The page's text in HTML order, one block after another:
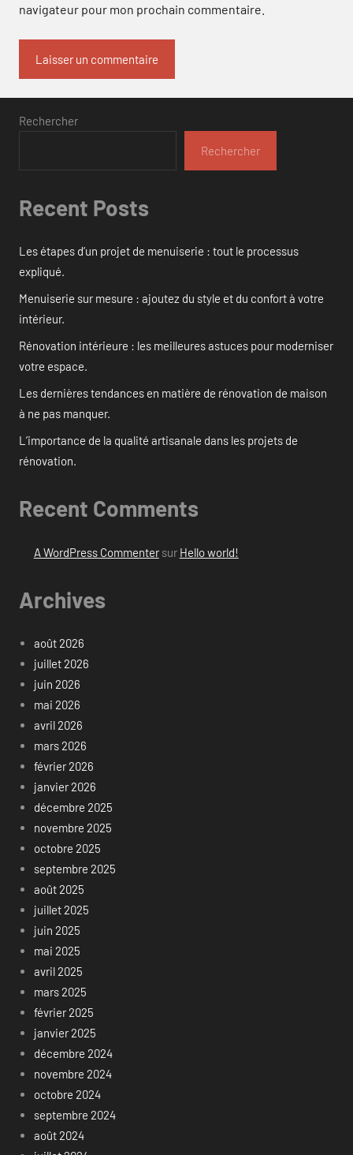
navigateur pour mon prochain commentaire.
Rechercher
Rechercher
Recent Posts
Les étapes d’un projet de menuiserie : tout le processus
expliqué.
Menuiserie sur mesure : ajoutez du style et du confort à votre
intérieur.
Rénovation intérieure : les meilleures astuces pour moderniser
votre espace.
Les dernières tendances en matière de rénovation de maison
à ne pas manquer.
L’importance de la qualité artisanale dans les projets de
rénovation.
Recent Comments
A WordPress Commentersur Hello world!
Archives
août 2026
juillet 2026
juin 2026
mai 2026
avril 2026
mars 2026
février 2026
janvier 2026
décembre 2025
novembre 2025
octobre 2025
septembre 2025
août 2025
juillet 2025
juin 2025
mai 2025
avril 2025
mars 2025
février 2025
janvier 2025
décembre 2024
novembre 2024
octobre 2024
septembre 2024
août 2024